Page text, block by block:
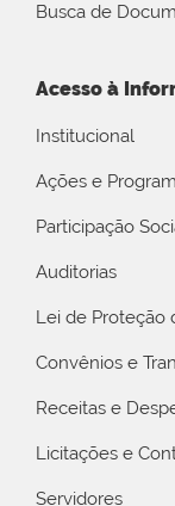
Busca de
Acesso à
Institucional
Ações e
Participação
Auditorias
Lei de Proteção
Convênios e
Receitas e
Licitações e
Servidores